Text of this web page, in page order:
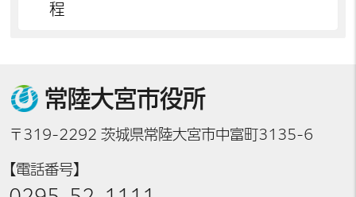
程
常陸大宮市役所
〒319-2292 茨城県常陸大宮市中富町3135-6
【電話番号】